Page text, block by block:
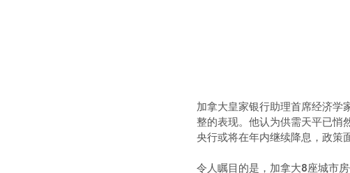
加拿大皇家银行助理首席经济学
整的表现。他认为供需天平已悄
央行或将在年内继续降息，政策
令人瞩目的是，加拿大8座城市